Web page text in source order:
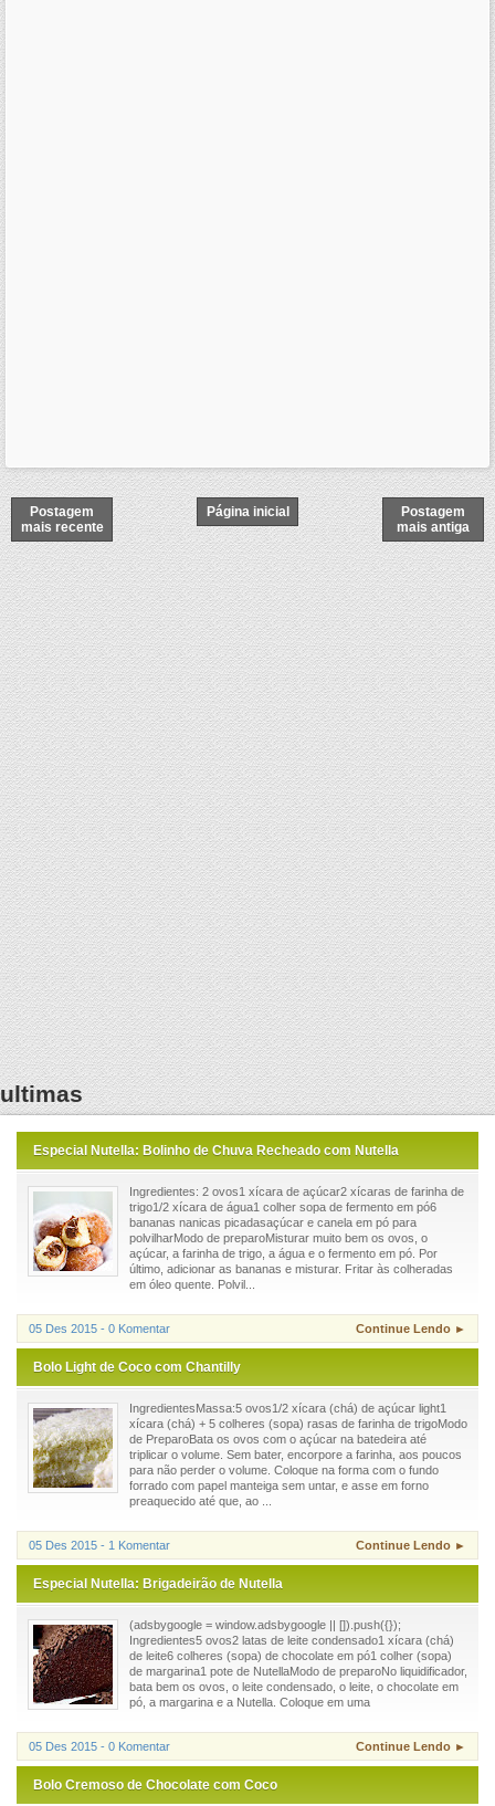
Postagem
mais recente
Postagem
mais antiga
Página inicial
ultimas
Especial Nutella: Bolinho de Chuva Recheado com Nutella
Ingredientes: 2 ovos1 xícara de açúcar2 xícaras de farinha de
trigo1/2 xícara de água1 colher sopa de fermento em pó6
bananas nanicas picadasaçúcar e canela em pó para
polvilharModo de preparoMisturar muito bem os ovos, o
açúcar, a farinha de trigo, a água e o fermento em pó. Por
último, adicionar as bananas e misturar. Fritar às colheradas
em óleo quente. Polvil...
05 Des 2015 - 0 Komentar Continue Lendo ►
Bolo Light de Coco com Chantilly
IngredientesMassa:5 ovos1/2 xícara (chá) de açúcar light1
xícara (chá) + 5 colheres (sopa) rasas de farinha de trigoModo
de PreparoBata os ovos com o açúcar na batedeira até
triplicar o volume. Sem bater, encorpore a farinha, aos poucos
para não perder o volume. Coloque na forma com o fundo
forrado com papel manteiga sem untar, e asse em forno
preaquecido até que, ao ...
05 Des 2015 - 1 Komentar Continue Lendo ►
Especial Nutella: Brigadeirão de Nutella
(adsbygoogle = window.adsbygoogle || []).push({});
Ingredientes5 ovos2 latas de leite condensado1 xícara (chá)
de leite6 colheres (sopa) de chocolate em pó1 colher (sopa)
de margarina1 pote de NutellaModo de preparoNo liquidificador,
bata bem os ovos, o leite condensado, o leite, o chocolate em
pó, a margarina e a Nutella. Coloque em uma
05 Des 2015 - 0 Komentar Continue Lendo ►
Bolo Cremoso de Chocolate com Coco